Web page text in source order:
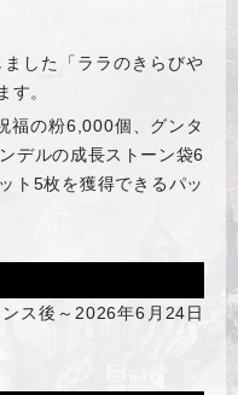
した「ララのきらびや
す。
福の粉6,000個、グンタ
デルの成長ストーン袋6
ト5枚を獲得できるパッ
ス後～2026年6月24日